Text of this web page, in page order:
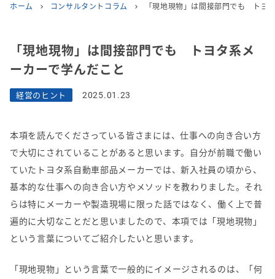
ホーム chevron_right コンサルタントコラム chevron_right 「現地現物」は間接部門でも トヨ
「現地現物」は間接部門でも トヨタ系メ
ーカーで学んだこと
経営のヒント 2025.01.23
本項を読んでくださっている皆さまには、仕事への向き合い方
で大切にされていることがあると思います。自分が前職で働い
ていたトヨタ系自動車部品メーカーでは、新入社員の頃から、
基本的な仕事への向き合い方やメソッドを教わりました。それ
らは特にメーカーや製造現場に限った話ではなく、働く上で普
遍的に大切なことだと思いましたので、本項では「現地現物」
という言葉についてご紹介したいと思います。
「現地現物」という言葉で一般的にイメージされるのは、「何